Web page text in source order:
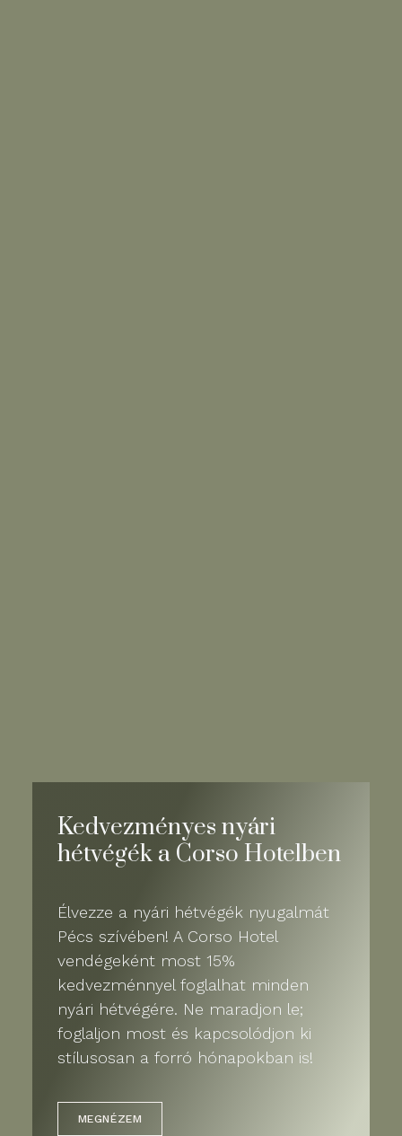
Kedvezményes nyári
hétvégék a Corso Hotelben
Élvezze a nyári hétvégék nyugalmát
Pécs szívében! A Corso Hotel
vendégeként most 15%
kedvezménnyel foglalhat minden
nyári hétvégére. Ne maradjon le;
foglaljon most és kapcsolódjon ki
stílusosan a forró hónapokban is!
MEGNÉZEM